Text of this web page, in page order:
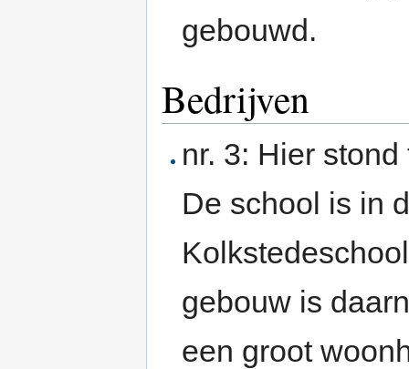
gebouwd.
Bedrijven
nr. 3: Hier
De school is in
gebouw is
een groot